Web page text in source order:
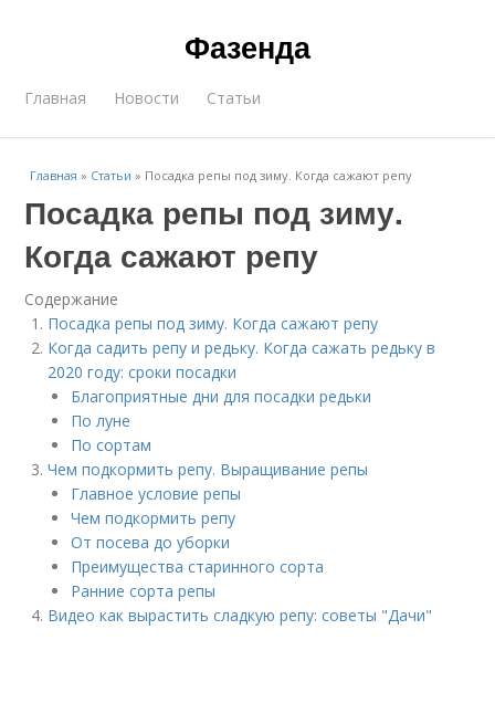
Фазенда
Главная Новости Статьи
Главная » Статьи » Посадка репы под зиму. Когда сажают репу
Посадка репы под зиму.
Когда сажают репу
Содержание
Посадка репы под зиму. Когда сажают репу
Когда садить репу и редьку. Когда сажать редьку в
2020 году: сроки посадки
Благоприятные дни для посадки редьки
По луне
По сортам
Чем подкормить репу. Выращивание репы
Главное условие репы
Чем подкормить репу
От посева до уборки
Преимущества старинного сорта
Ранние сорта репы
Видео как вырастить сладкую репу: советы "Дачи"